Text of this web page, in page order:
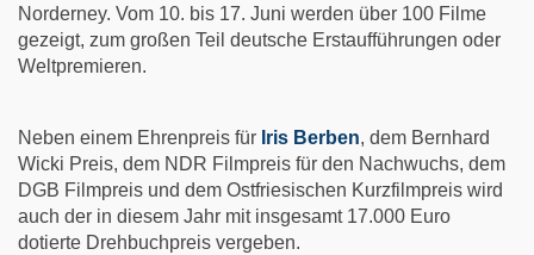
Norderney. Vom 10. bis 17. Juni werden über 100 Filme
gezeigt, zum großen Teil deutsche Erstaufführungen oder
Weltpremieren.
Neben einem Ehrenpreis für Iris Berben, dem Bernhard
Wicki Preis, dem NDR Filmpreis für den Nachwuchs, dem
DGB Filmpreis und dem Ostfriesischen Kurzfilmpreis wird
auch der in diesem Jahr mit insgesamt 17.000 Euro
dotierte Drehbuchpreis vergeben.